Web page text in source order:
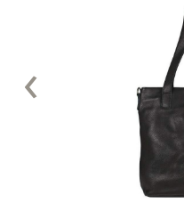
‹